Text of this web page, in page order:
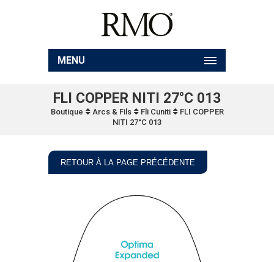
MENU
FLI COPPER NITI 27°C 013
Boutique Arcs & Fils Fli Cuniti
FLI COPPER
NITI 27°C 013
RETOUR À LA PAGE PRÉCÉDENTE